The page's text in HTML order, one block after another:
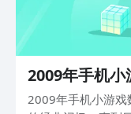
2009年手机
2009年手机小游戏